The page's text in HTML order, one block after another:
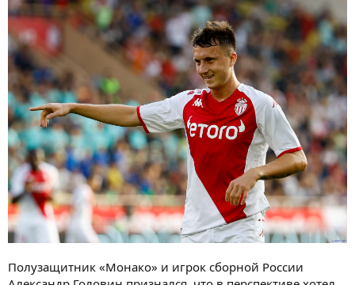
Полузащитник «Монако» и игрок сборной России